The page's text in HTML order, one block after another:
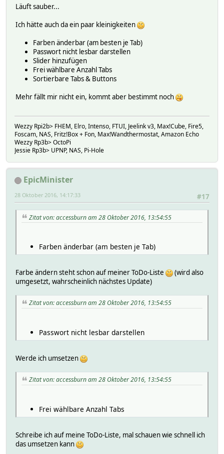
Läuft sauber...
Ich hätte auch da ein paar kleinigkeiten
Farben änderbar (am besten je Tab)
Passwort nicht lesbar darstellen
Slider hinzufügen
Frei wählbare Anzahl Tabs
Sortierbare Tabs & Buttons
Mehr fällt mir nicht ein, kommt aber bestimmt noch
Wezzy Rpi2b> FHEM, Elro, Intenso, FTUI, Jeelink v3, Max!Cube, Fire5,
Foscam, NAS, Fritz!Box + Fon, Max!Wandthermostat, Amazon Echo
Wezzy Rp3b> OctoPi
Jessie Rp3b> UPNP, NAS, Pi-Hole
EpicMinister
#17
28 Oktober 2016, 14:17:33
Zitat von: accessburn am 28 Oktober 2016, 13:54:55
Farben änderbar (am besten je Tab)
Farbe ändern steht schon auf meiner ToDo-Liste
(wird also
umgesetzt, wahrscheinlich nächstes Update)
Zitat von: accessburn am 28 Oktober 2016, 13:54:55
Passwort nicht lesbar darstellen
Werde ich umsetzen
Zitat von: accessburn am 28 Oktober 2016, 13:54:55
Frei wählbare Anzahl Tabs
Schreibe ich auf meine ToDo-Liste, mal schauen wie schnell ich
das umsetzen kann